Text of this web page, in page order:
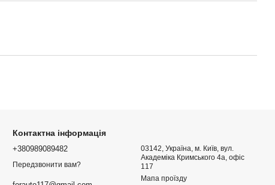
Контактна інформація
+380989089482
Передзвонити вам?
03142, Україна, м. Київ, вул.
Академіка Кримського 4а, офіс
117
Мапа проїзду